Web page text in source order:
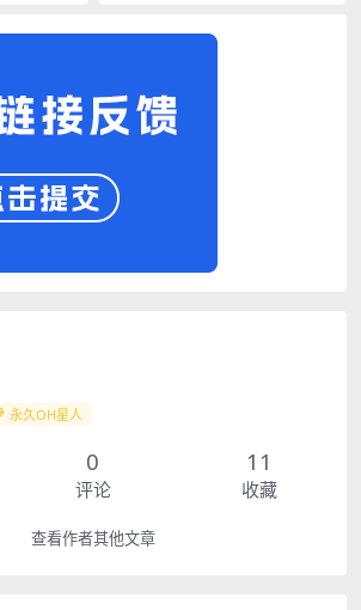
永久OH星人
0
评论
11
收藏
查看作者其他文章